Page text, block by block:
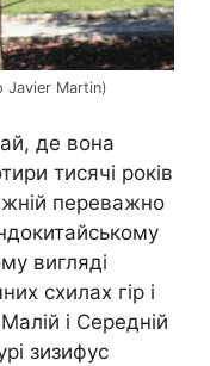
Javier Martin)
де вона
тисячі років
переважно
вигляді
схилах гір і
і Середній
зизифус